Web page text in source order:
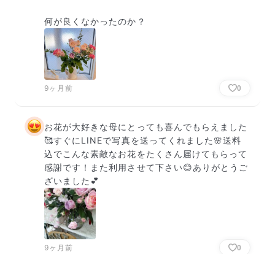
何が良くなかったのか？
9ヶ月前 0
お花が大好きな母にとっても喜んでもらえました
🥰すぐにLINEで写真を送ってくれました🌸送料
込でこんな素敵なお花をたくさん届けてもらって
感謝です！また利用させて下さい😊ありがとうご
ざいました💕
9ヶ月前 0